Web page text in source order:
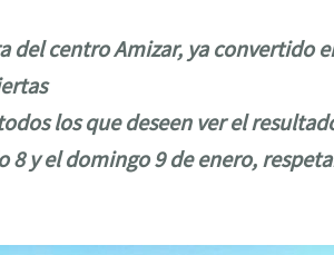
del centro Amizar, ya convertido
los que deseen ver el
8 y el domingo 9 de enero,